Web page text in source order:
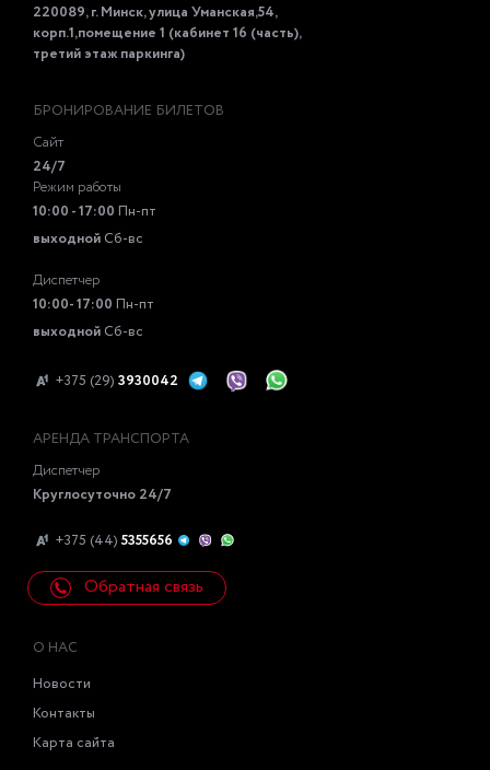
220089, г. Минск, улица Уманская,54,
корп.1,помещение 1 (кабинет 16 (часть),
третий этаж паркинга)
БРОНИРОВАНИЕ БИЛЕТОВ
Сайт
24/7
Режим работы
10:00 - 17:00 Пн-пт
выходной Сб-вс
Диспетчер
10:00- 17:00 Пн-пт
выходной Сб-вс
+375 (29) 3930042
АРЕНДА ТРАНСПОРТА
Диспетчер
Круглосуточно 24/7
+375 (44) 5355656
Обратная связь
О НАС
Новости
Контакты
Карта сайта